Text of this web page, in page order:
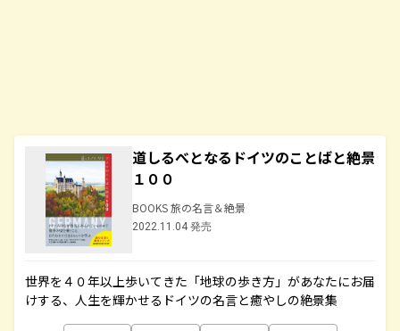
道しるべとなるドイツのことばと絶景
１００
BOOKS 旅の名言＆絶景
2022.11.04 発売
世界を４０年以上歩いてきた「地球の歩き方」があなたにお届
けする、人生を輝かせるドイツの名言と癒やしの絶景集